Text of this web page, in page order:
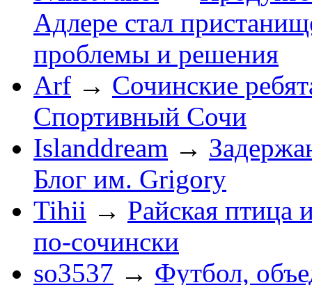
Адлере стал
проблемы и решения
Arf → Сочинские
Спортивный Сочи
Islanddream →
Блог им. Grigory
Tihii → Райская птица
по-cочински
so3537 → Футбол,